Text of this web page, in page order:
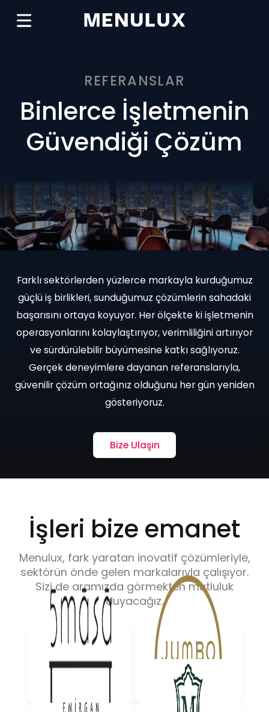
REFERANSLAR
Binlerce İşletmenin
Güvendiği Çözüm
Farklı sektörlerden yüzlerce markayla kurduğumuz
güçlü iş birlikleri, sunduğumuz çözümlerin sahadaki
başarısını ortaya koyuyor. Her ölçekte ki işletmenin
operasyonlarını kolaylaştırıyor, verimliliğini artırıyor
ve sürdürülebilir büyümesine katkı sağlıyoruz.
Gerçek deneyimlere dayanan referanslarıyla,
güvenilir çözüm ortağınız olduğunu her gün yeniden
gösteriyoruz.
Bize Ulaşın
İşleri bize emanet
Menulux, fark yaratan inovatif çözümleriyle,
sektörün önde gelen markalarıyla çalışıyor.
Sizi de aramızda görmekten mutluluk
duyacağız.